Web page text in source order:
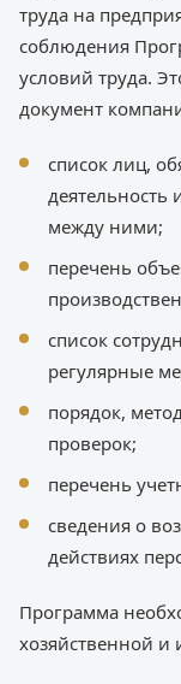
труда на
соблюдения
условий труда.
документ
список лиц,
деятельность
между ними;
перечень
список
регулярные
порядок,
проверок;
перечень
сведения о
действиях
Программа
хозяйственной и